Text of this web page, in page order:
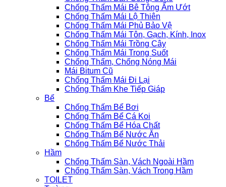
Chống Thấm Mái Bê Tông Ẩm Ướt
Chống Thấm Mái Lộ Thiên
Chống Thấm Mái Phủ Bảo Vệ
Chống Thấm Mái Tôn, Gạch, Kính, Inox
Chống Thấm Mái Trồng Cây
Chống Thấm Mái Trong Suốt
Chống Thấm, Chống Nóng Mái
Mái Bitum Cũ
Chống Thấm Mái Đi Lại
Chống Thấm Khe Tiếp Giáp
Bể
Chống Thấm Bể Bơi
Chống Thấm Bể Cá Koi
Chống Thấm Bể Hóa Chất
Chống Thấm Bể Nước Ăn
Chống Thấm Bể Nước Thải
Hầm
Chống Thấm Sàn, Vách Ngoài Hầm
Chống Thấm Sàn, Vách Trong Hầm
TOILET